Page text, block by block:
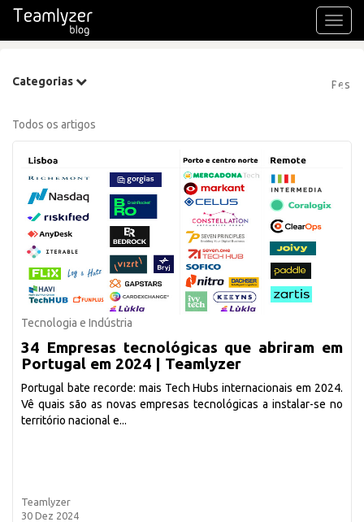
Categorias
Todos os artigos
Tecnologia e Indústria
34 Empresas tecnológicas que abriram em
Portugal em 2024 | Teamlyzer
Portugal bate recorde: mais Tech Hubs internacionais em 2024.
Vê quais são as novas empresas tecnológicas a instalar-se no
território nacional e...
Teamlyzer
30 Dez 2024